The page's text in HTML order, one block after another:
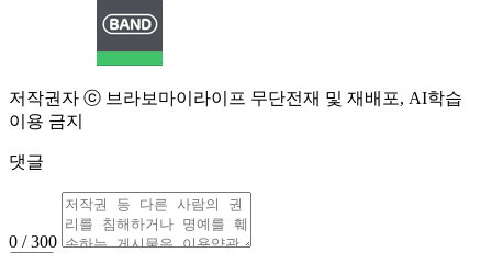
저작권자 ⓒ 브라보마이라이프 무단전재 및 재배포, AI학습
이용 금지
댓글
0 / 300